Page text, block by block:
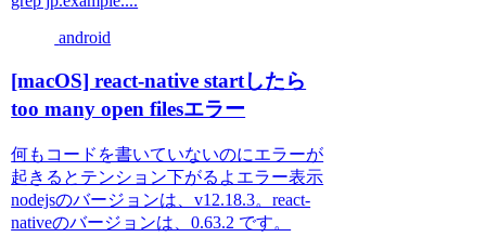
android
[macOS] react-native startしたら
too many open filesエラー
何もコードを書いていないのにエラーが
起きるとテンション下がるよエラー表示
nodejsのバージョンは、v12.18.3。react-
nativeのバージョンは、0.63.2 です。